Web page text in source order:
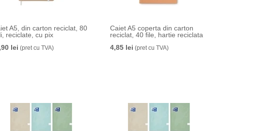
A5, din carton reciclat, 80
reciclate, cu pix
lei (pret cu TVA)
Caiet A5 coperta din carton
reciclat, 40 file, hartie reciclata
4,85 lei (pret cu TVA)